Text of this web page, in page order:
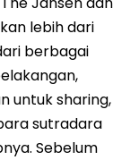
lebih dari
berbagai
untuk sharing,
sutradara
Sebelum